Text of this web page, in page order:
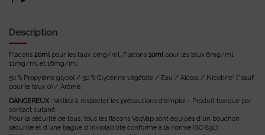
Description
Flacons 20mlpour les taux 0mg/ml. Flacons 10mlpour les taux 6mg/ml,
11mg/ml et 16mg/ml.
50 % Propylène glycol / 50 % Glycérine végétale / Eau / Alcool / Nicotine* (*sauf
pour le taux 0) / Arôme.
DANGEREUX -Veillez à respecter les précautions d'emploi - Produit toxique par
contact cutané.
Pour la sécurité de tous, tous les flacons VapVap sont équipés d'un bouchon
sécurisé et d'une bague d'inviolabilité conforme à la norme ISO 8317.